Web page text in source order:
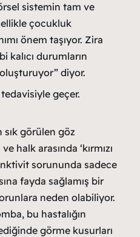
sistemin tam ve
çocukluk
önem taşıyor. Zira
kalıcı durumların
diyor.
tedavisiyle geçer.
sık görülen göz
halk arasında ‘kırmızı
sorununda sadece
fayda sağlamış bir
neden olabiliyor.
bu hastalığın
görme kusurları